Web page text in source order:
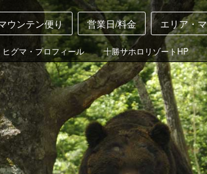
ウンテン便り 営業日/料金 エリア・
ヒグマ・プロフィール 十勝サホロリゾートHP